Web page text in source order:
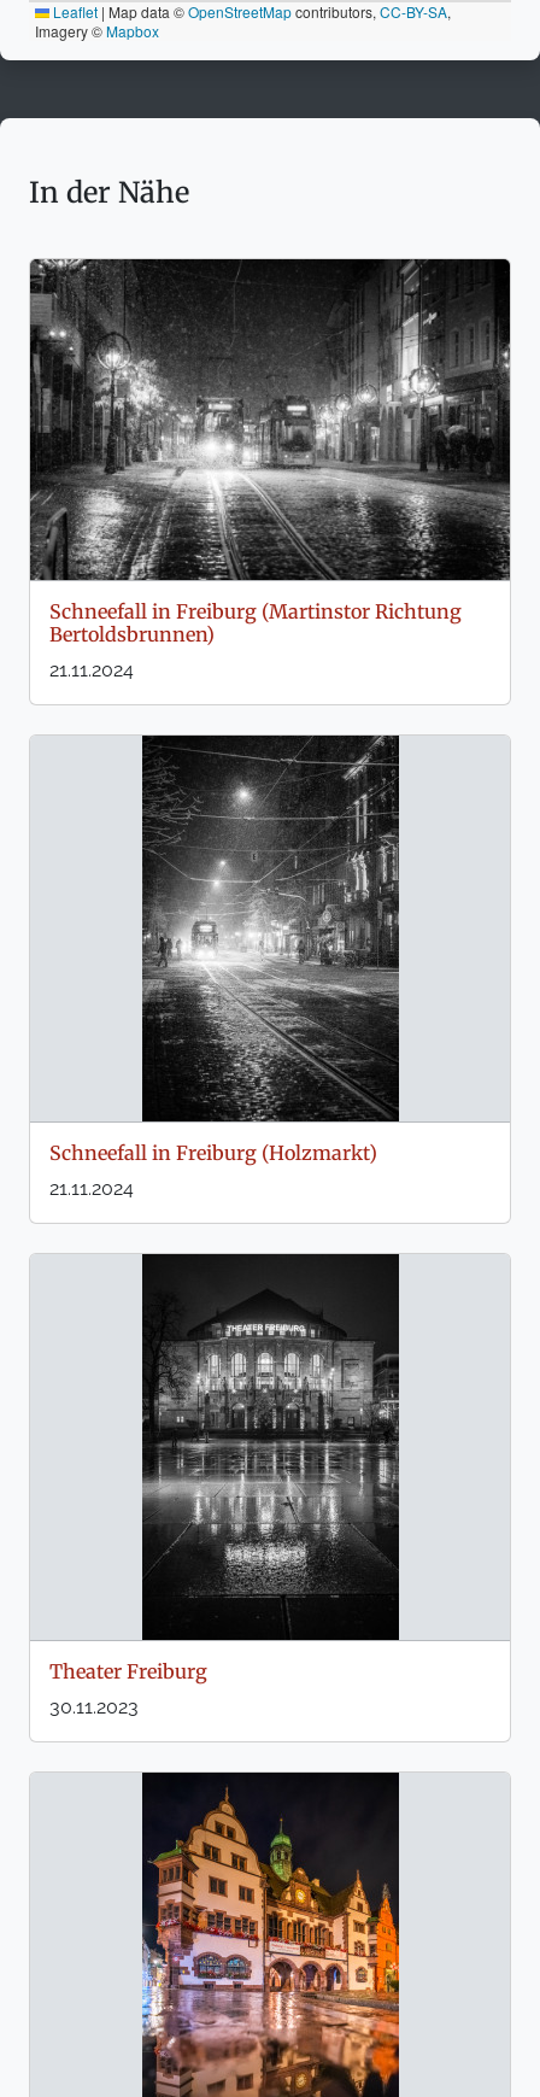
Leaflet | Map data ©OpenStreetMapcontributors, CC-BY-SA,
Imagery ©Mapbox
In der Nähe
Schneefall in Freiburg (Martinstor Richtung
Bertoldsbrunnen)
21.11.2024
Schneefall in Freiburg (Holzmarkt)
21.11.2024
Theater Freiburg
30.11.2023